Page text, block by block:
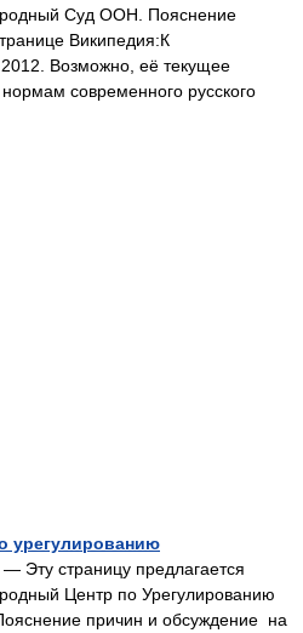
Суд ООН. Пояснение
Википедия:К
Возможно, её текущее
нормам современного русского
урегулированию
— Эту страницу предлагается
Центр по Урегулированию
причин и обсуждение на